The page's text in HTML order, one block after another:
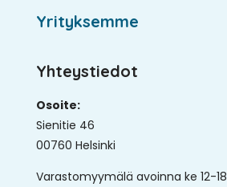
Yrityksemme
Yhteystiedot
Osoite:
Sienitie 46
00760 Helsinki
Varastomyymälä avoinna ke 12-18